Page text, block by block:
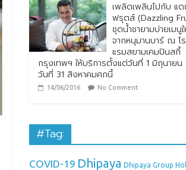
เพลิดเพลินไปกับ แ
ฟรุตส์ (Dazzling
ชุดน้ำชายามบ่ายเมนู
จากหนุมานบาร์ ณ โ
แรมสยามเคมปินสกี้
กรุงเทพฯ ให้บริการตั้งแต่วันที่ 1 มิถุนายน
วันที่ 31 สิงหาคมศกนี้
14/06/2016 No Comment
#Tag:
COVID-19 Dhipaya Dhipaya Group